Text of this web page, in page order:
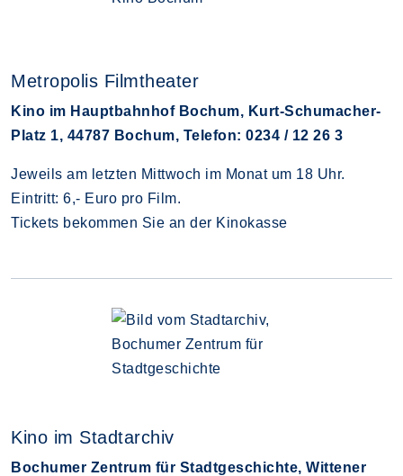
Metropolis Filmtheater
Kino im Hauptbahnhof Bochum, Kurt-Schumacher-
Platz 1, 44787 Bochum, Telefon: 0234 / 12 26 3
Jeweils am letzten Mittwoch im Monat um 18 Uhr.
Eintritt: 6,- Euro pro Film.
Tickets bekommen Sie an der Kinokasse
Kino im Stadtarchiv
Bochumer Zentrum für Stadtgeschichte, Wittener